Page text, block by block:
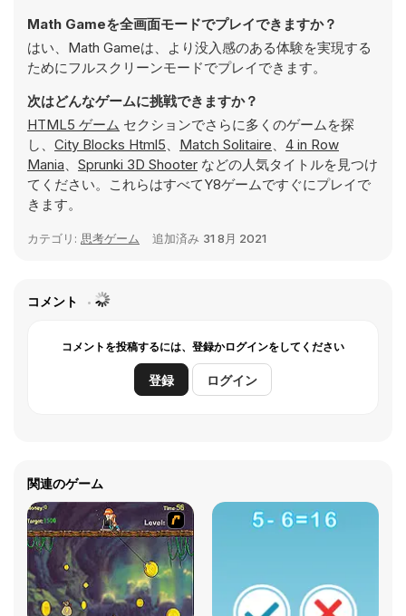
Math Gameを全画面モードでプレイできますか？
はい、Math Gameは、より没入感のある体験を実現する
ためにフルスクリーンモードでプレイできます。
次はどんなゲームに挑戦できますか？
HTML5 ゲーム セクションでさらに多くのゲームを探
し、 City Blocks Html5、 Match Solitaire、 4 in Row
Mania、 Sprunki 3D Shooter などの人気タイトルを見つけ
てください。これらはすべてY8ゲームですぐにプレイで
きます。
カテゴリ: 思考ゲーム 追加済み 31 8月 2021
コメント
コメントを投稿するには、登録かログインをしてください
登録 ログイン
関連のゲーム